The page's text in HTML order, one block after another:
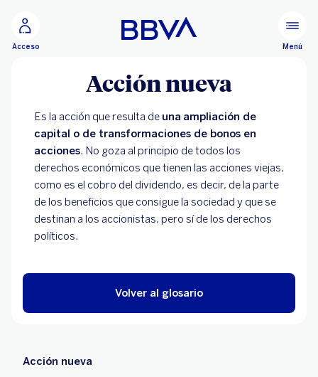
Acceso Menú
Acción nueva
Es la acción que resulta de una ampliación de
capital o de transformaciones de bonos en
acciones. No goza al principio de todos los
derechos económicos que tienen las acciones viejas,
como es el cobro del dividendo, es decir, de la parte
de los beneficios que consigue la sociedad y que se
destinan a los accionistas, pero sí de los derechos
políticos.
Volver al glosario
Acción nueva